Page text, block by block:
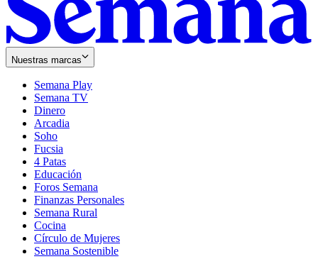
Nuestras marcas
Semana Play
Semana TV
Dinero
Arcadia
Soho
in
new
window
Fucsia
in
new
window
4 Patas
Educación
Foros Semana
Finanzas Personales
Semana Rural
Cocina
Círculo de Mujeres
Semana Sostenible